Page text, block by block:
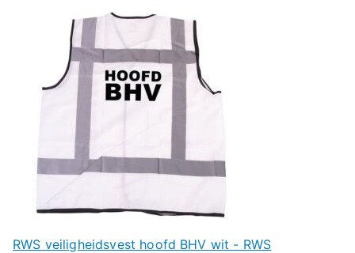
RWS veiligheidsvest hoofd BHV wit - RWS